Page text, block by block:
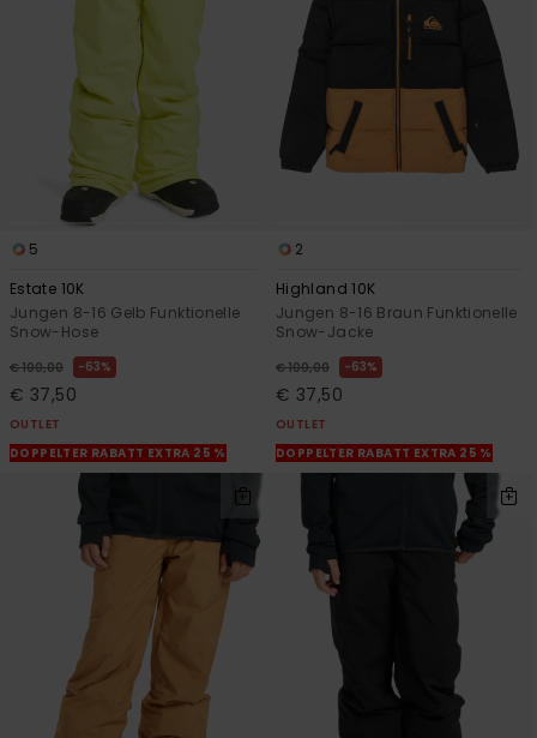
5
Estate 10K
Jungen 8-16 Gelb Funktionelle
Snow-Hose
€ 100,00 63%
€ 37,50
OUTLET
DOPPELTER RABATT EXTRA 25 %
2
Highland 10K
Jungen 8-16 Braun Funktionelle
Snow-Jacke
€ 100,00 63%
€ 37,50
OUTLET
DOPPELTER RABATT EXTRA 25 %